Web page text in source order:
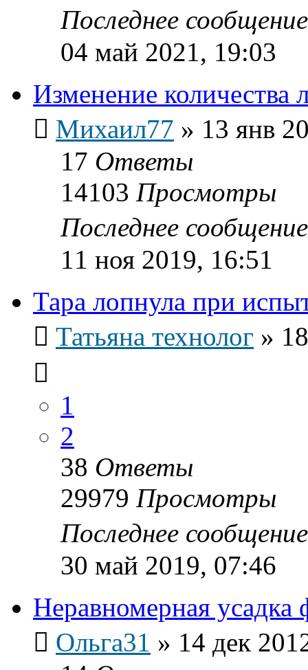
Последнее
04 май 2021, 19:03
Изменение количества
Михаил77 » 13 янв
17 Ответы
14103 Просмотры
Последнее
11 ноя 2019, 16:51
Тара лопнула при
Татьяна технолог »
1
2
38 Ответы
29979 Просмотры
Последнее
30 май 2019, 07:46
Неравномерная
Ольга31 » 14 дек